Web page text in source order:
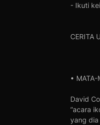
- Ikuti
CERITA
• MATA-
David
“acara
yang dia